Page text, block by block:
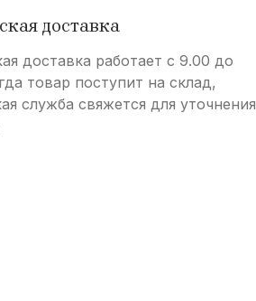
доставка
доставка работает с 9.00 до
товар поступит на склад,
служба свяжется для уточнения